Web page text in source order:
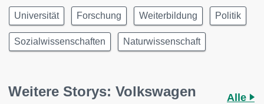
Universität Forschung Weiterbildung Politik
Sozialwissenschaften Naturwissenschaft
Weitere Storys: Volkswagen
Alle